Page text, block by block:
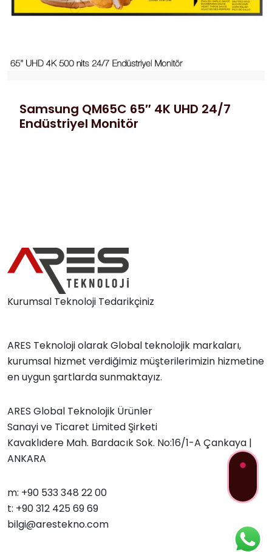
Samsung QM65C 65″ 4K UHD 24/7
Endüstriyel Monitör
Kurumsal Teknoloji Tedarikçiniz
ARES Teknoloji olarak Global teknolojik markaları,
kurumsal hizmet verdiğimiz müşterilerimizin hizmetine
en uygun şartlarda sunmaktayız.
ARES Global Teknolojik Ürünler
Sanayi ve Ticaret Limited Şirketi
Kavaklıdere Mah. Bardacık Sok. No:16/1-A Çankaya |
ANKARA
m: +90 533 348 22 00
t: +90 312 425 69 69
bilgi@arestekno.com